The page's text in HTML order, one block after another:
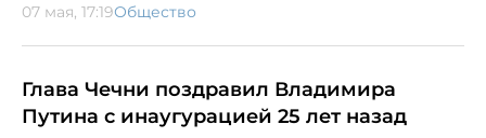
07 мая, 17:19Общество
Глава Чечни поздравил Владимира
Путина с инаугурацией 25 лет назад